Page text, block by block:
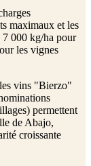
maximaux et les
7 000 kg/ha pour
les vignes
vins "Bierzo"
permettent
de Abajo,
croissante